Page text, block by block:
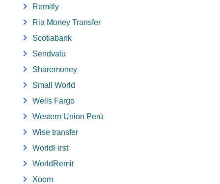
Remitly
Ria Money Transfer
Scotiabank
Sendvalu
Sharemoney
Small World
Wells Fargo
Western Union Perú
Wise transfer
WorldFirst
WorldRemit
Xoom